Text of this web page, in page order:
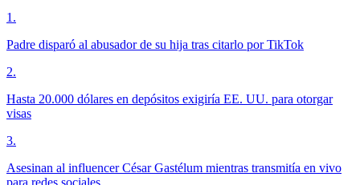
1 .
Padre disparó al abusador de su hija tras citarlo por TikTok
2.
Hasta 20.000 dólares en depósitos exigiría EE. UU. para otorgar
visas
3.
Asesinan al influencer César Gastélum mientras transmitía en vivo